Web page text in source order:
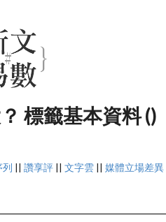
標籤基本資料 ()
列 || 讚享評 || 文字雲 || 媒體立場差異